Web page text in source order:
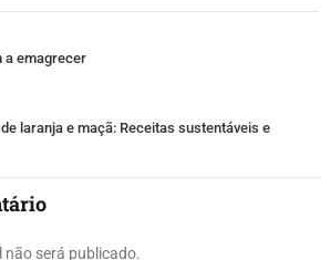
a emagrecer
laranja e maçã: Receitas sustentáveis e
não será publicado.